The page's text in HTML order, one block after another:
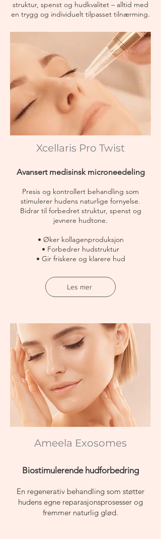
struktur, spenst og hudkvalitet – alltid med
en trygg og individuelt tilpasset tilnærming.
Xcellaris Pro Twist
Avansert medisinsk microneedeling
Presis og kontrollert behandling som
stimulerer hudens naturlige fornyelse.
Bidrar til forbedret struktur, spenst og
jevnere hudtone.
• Øker kollagenproduksjon
• Forbedrer hudstruktur
• Gir friskere og klarere hud
Les mer
Ameela Exosomes
Biostimulerende hudforbedring
En regenerativ behandling som støtter
hudens egne reparasjonsprosesser og
fremmer naturlig glød.